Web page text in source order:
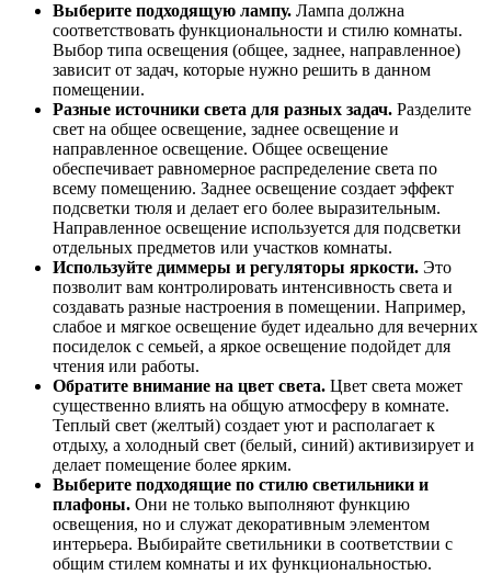
Выберите подходящую лампу. Лампа должна
соответствовать функциональности и стилю комнаты.
Выбор типа освещения (общее, заднее, направленное)
зависит от задач, которые нужно решить в данном
помещении.
Разные источники света для разных задач. Разделите
свет на общее освещение, заднее освещение и
направленное освещение. Общее освещение
обеспечивает равномерное распределение света по
всему помещению. Заднее освещение создает эффект
подсветки тюля и делает его более выразительным.
Направленное освещение используется для подсветки
отдельных предметов или участков комнаты.
Используйте диммеры и регуляторы яркости. Это
позволит вам контролировать интенсивность света и
создавать разные настроения в помещении. Например,
слабое и мягкое освещение будет идеально для вечерних
посиделок с семьей, а яркое освещение подойдет для
чтения или работы.
Обратите внимание на цвет света. Цвет света может
существенно влиять на общую атмосферу в комнате.
Теплый свет (желтый) создает уют и располагает к
отдыху, а холодный свет (белый, синий) активизирует и
делает помещение более ярким.
Выберите подходящие по стилю светильники и
плафоны. Они не только выполняют функцию
освещения, но и служат декоративным элементом
интерьера. Выбирайте светильники в соответствии с
общим стилем комнаты и их функциональностью.